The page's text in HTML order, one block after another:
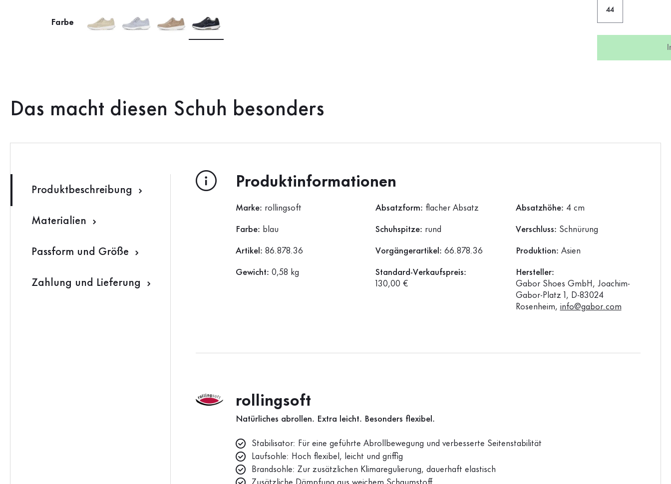
Farbe
44
Das macht diesen Schuh besonders
Produktbeschreibung
Materialien
Passform und Größe
Zahlung und Lieferung
Produktinformationen
Marke: rollingsoft Absatzform: flacher Absatz Absatzhöhe: 4 cm
Farbe: blau Schuhspitze: rund Verschluss: Schnürung
Artikel: 86.878.36 Vorgängerartikel: 66.878.36 Produktion: Asien
Gewicht: 0,58 kg
Standard-Verkaufspreis:
130,00 €
Hersteller:
Gabor Shoes GmbH, Joachim-
Gabor-Platz 1, D-83024
Rosenheim, info@gabor.com
rollingsoft
Natürliches abrollen. Extra leicht. Besonders flexibel.
Stabilisator: Für eine geführte Abrollbewegung und verbesserte Seitenstabilität
Laufsohle: Hoch flexibel, leicht und griffig
Brandsohle: Zur zusätzlichen Klimaregulierung, dauerhaft elastisch